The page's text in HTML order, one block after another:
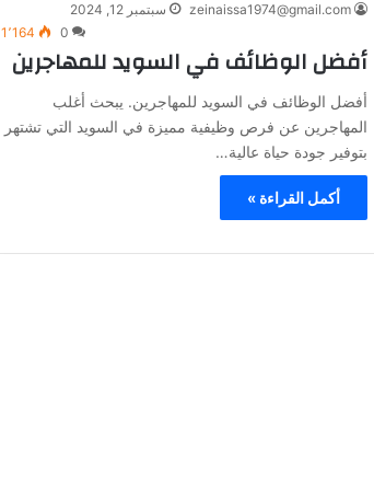
zeinaissa1974@gmail.com
سبتمبر 12, 2024
0
1٬164
أفضل الوظائف في السويد للمهاجرين
أفضل الوظائف في السويد للمهاجرين. يبحث أغلب
المهاجرين عن فرص وظيفية مميزة في السويد التي تشتهر
بتوفير جودة حياة عالية…
أكمل القراءة »